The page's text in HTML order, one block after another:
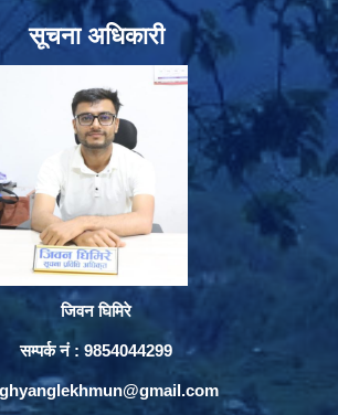
सूचना अधिकारी
जिवन घिमिरे
सम्पर्क नं : 9854044299